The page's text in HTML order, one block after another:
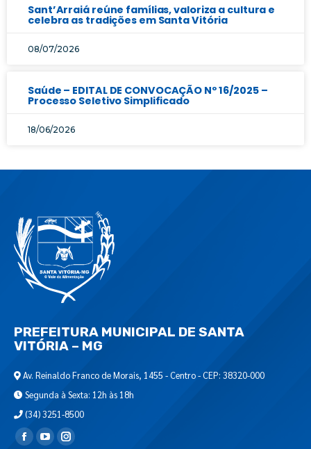
Sant’Arraiá reúne famílias, valoriza a cultura e
celebra as tradições em Santa Vitória
08/07/2026
Saúde – EDITAL DE CONVOCAÇÃO Nº 16/2025 –
Processo Seletivo Simplificado
18/06/2026
PREFEITURA MUNICIPAL DE SANTA
VITÓRIA – MG
Av. Reinaldo Franco de Morais, 1455 - Centro - CEP: 38320-000
Segunda à Sexta: 12h às 18h
(34) 3251-8500
Encontre-nos em: